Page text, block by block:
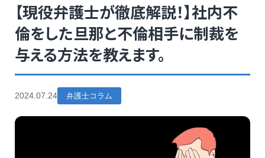
【現役弁護士が徹底解説！】社内不
倫をした旦那と不倫相手に制裁を
与える方法を教えます。
2024.07.24 弁護士コラム